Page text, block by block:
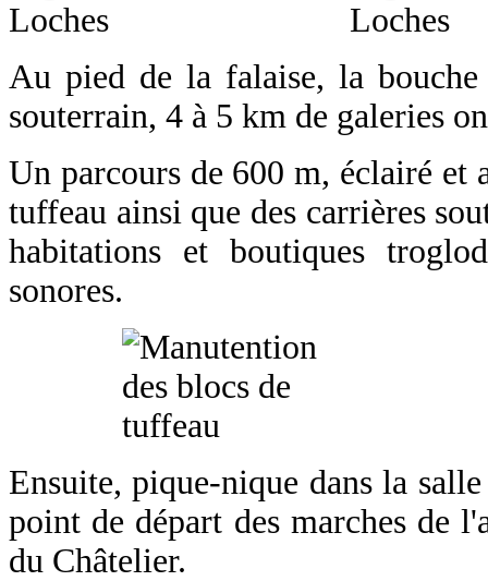
Au pied de la falaise, la
souterrain, 4 à 5 km de galeries
Un parcours de 600 m, éclairé
tuffeau ainsi que des carrières
habitations et boutiques
sonores.
Ensuite, pique-nique dans la
point de départ des marches de
du Châtelier.